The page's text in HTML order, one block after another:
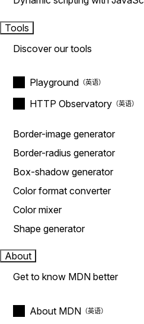
Tools
Discover our tools
Playground
HTTP Observatory
Border-image generator
Border-radius generator
Box-shadow generator
Color format converter
Color mixer
Shape generator
About
Get to know MDN better
About MDN